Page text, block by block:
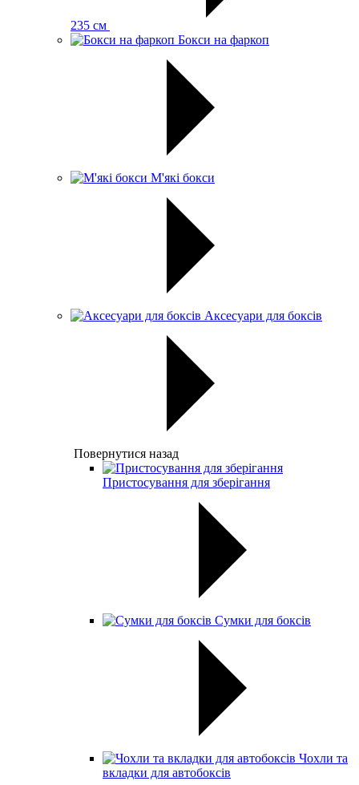
235 см
Бокси на фаркоп
М'які бокси
Аксесуари для боксів
Повернутися назад
Пристосування для зберігання
Сумки для боксів
Чохли та
вкладки для автобоксів